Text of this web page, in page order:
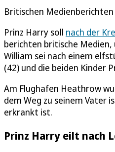
Britischen
Prinz Harry soll nach der
berichten britische Medien,
William sei nach einem
(42) und die beiden Kinder
Am Flughafen Heathrow
dem Weg zu seinem Vater
erkrankt ist.
Prinz Harry eilt nach